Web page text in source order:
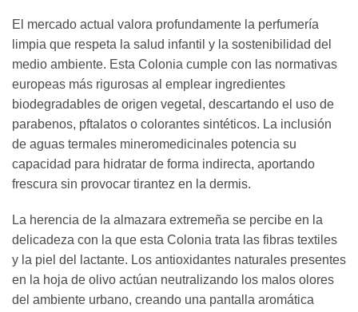
El mercado actual valora profundamente la perfumería
limpia que respeta la salud infantil y la sostenibilidad del
medio ambiente. Esta Colonia cumple con las normativas
europeas más rigurosas al emplear ingredientes
biodegradables de origen vegetal, descartando el uso de
parabenos, pftalatos o colorantes sintéticos. La inclusión
de aguas termales mineromedicinales potencia su
capacidad para hidratar de forma indirecta, aportando
frescura sin provocar tirantez en la dermis.
La herencia de la almazara extremeña se percibe en la
delicadeza con la que esta Colonia trata las fibras textiles
y la piel del lactante. Los antioxidantes naturales presentes
en la hoja de olivo actúan neutralizando los malos olores
del ambiente urbano, creando una pantalla aromática